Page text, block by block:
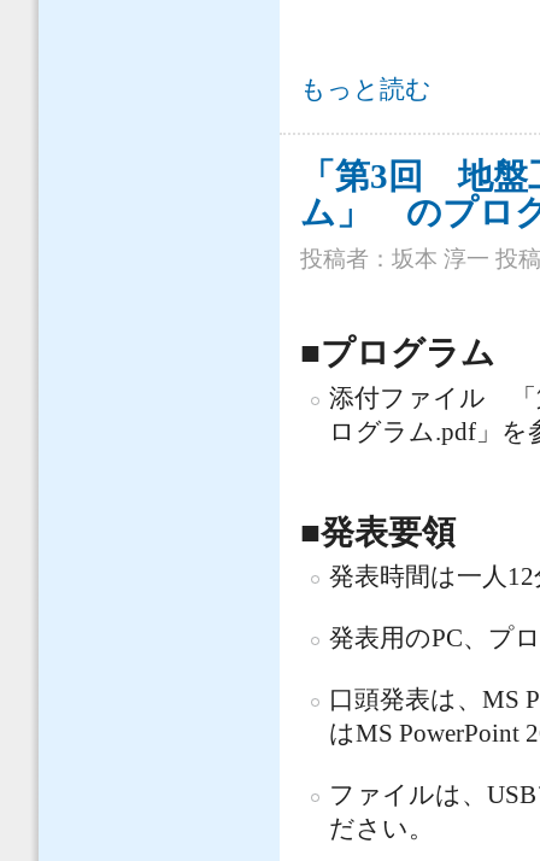
「第3回 地盤工学から見た堤防技
す。 について
もっと読む
「第3回 地盤
ム」 のプロ
投稿者： 坂本 淳一 投
■プログラム
添付ファイル 「
ログラム.pdf」
■発表要領
発表時間は一人 12
発表用のPC、プ
口頭発表は、MS
はMS PowerPoint
ファイルは、USB
ださい。